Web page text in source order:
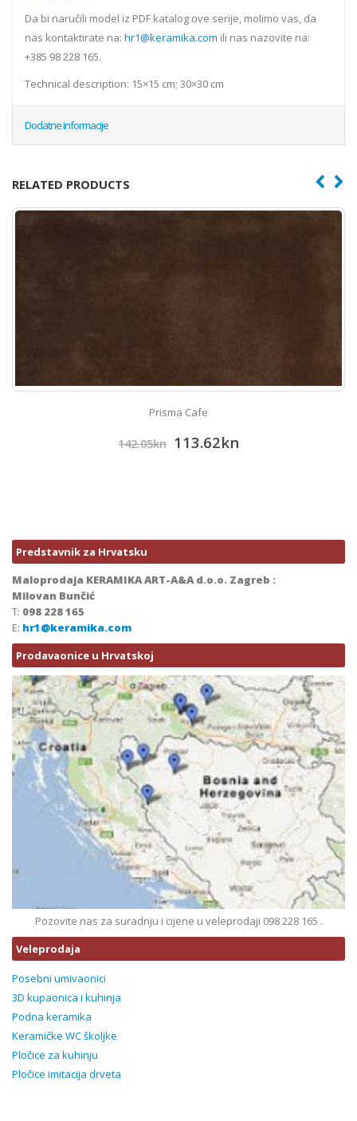
Da bi naručili model iz PDF katalog ove serije, molimo vas, da
nas kontaktirate na: hr1@keramika.com ili nas nazovite na:
+385 98 228 165.
Technical description: 15×15 cm; 30×30 cm
Dodatne informacije
RELATED PRODUCTS
Prisma Cafe
142.05kn 113.62kn
Predstavnik za Hrvatsku
Maloprodaja KERAMIKA ART-A&A d.o.o. Zagreb :
Milovan Bunčić
T: 098 228 165
E: hr1@keramika.com
Prodavaonice u Hrvatskoj
Pozovite nas za suradnju i cijene u veleprodaji 098 228 165 .
Veleprodaja
Posebni umivaonici
3D kupaonica i kuhinja
Podna keramika
Keramičke WC školjke
Pločice za kuhinju
Pločice imitacija drveta